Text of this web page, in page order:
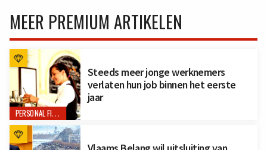
MEER PREMIUM ARTIKELEN
PERSONAL FINANCE
Steeds meer jonge werknemers
verlaten hun job binnen het eerste
jaar